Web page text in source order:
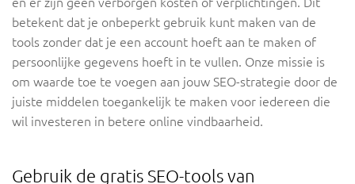
betekent dat je onbeperkt gebruik kunt maken van de
tools zonder dat je een account hoeft aan te maken of
persoonlijke gegevens hoeft in te vullen. Onze missie is
om waarde toe te voegen aan jouw SEO-strategie door de
juiste middelen toegankelijk te maken voor iedereen die
wil investeren in betere online vindbaarheid.
Gebruik de gratis SEO-tools van